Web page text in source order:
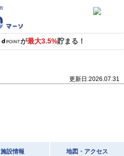
が最大3.5%貯まる！
更新日:2026.07.31
施設情報 地図・アクセス